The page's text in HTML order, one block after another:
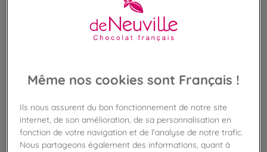
23,50 €
Poids 165g (142,42 €/kg)
dès 50€ d'achat
Gagnez 23 points de fidélité !
avec notre programme Privilège
Même nos cookies sont Français !
Ils nous assurent du bon fonctionnement de notre site
internet, de son amélioration, de sa personnalisation en
fonction de votre navigation et de l'analyse de notre trafic.
Nous partageons également des informations, quant à